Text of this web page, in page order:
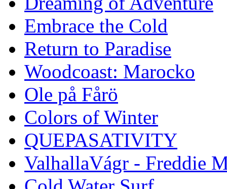
Embrace the Cold
Return to Paradise
Woodcoast: Marocko
Ole på Fårö
Colors of Winter
QUEPASATIVITY
ValhallaVágr - Freddie